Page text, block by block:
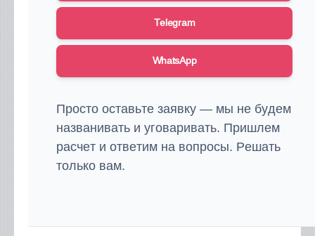
Telegram
WhatsApp
Просто оставьте заявку — мы не будем
названивать и уговаривать. Пришлем
расчет и ответим на вопросы. Решать
только вам.